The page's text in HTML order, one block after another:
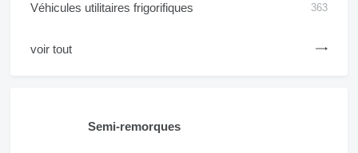
Véhicules utilitaires frigorifiques 363
voir tout
Semi-remorques